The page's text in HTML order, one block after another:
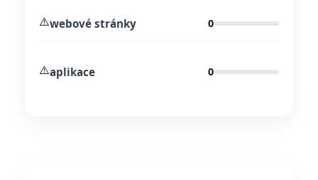
⚠️webové stránky 0
⚠️aplikace 0